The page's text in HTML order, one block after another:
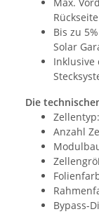
Bis zu
Solar
Inklusive
Die
Anzahl
Bypass-